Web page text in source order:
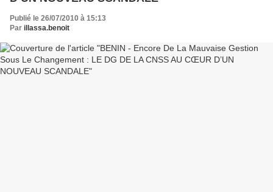
Publié le 26/07/2010 à 15:13
Par illassa.benoit